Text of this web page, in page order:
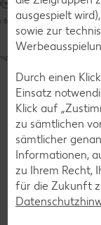
60 Minuten Bis
ausgespielt
sowie zur
Durch einen
Einsatz
Klick auf
zu sämtlichen
sämtlicher
Informationen,
zu Ihrem Recht,
für die Zukunft